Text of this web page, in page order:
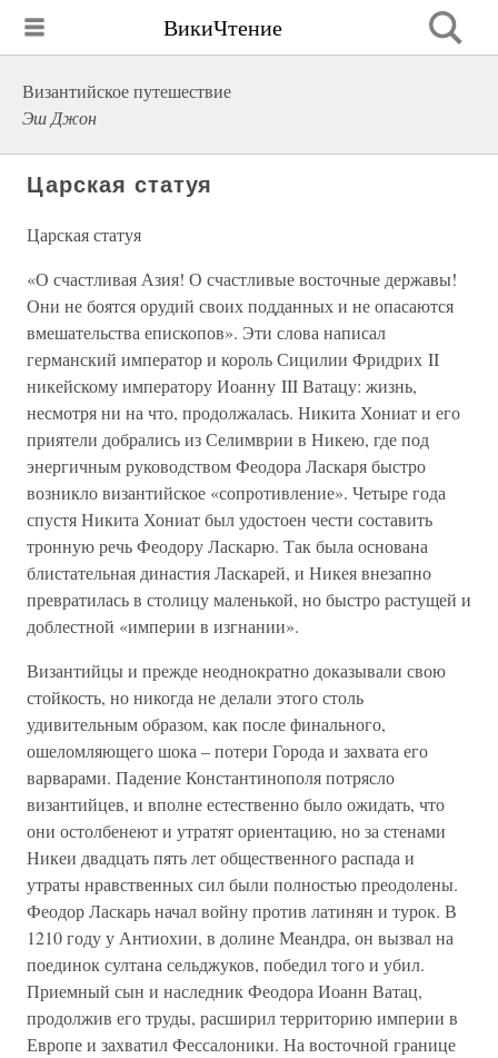
ВикиЧтение
Византийское путешествие
Эш Джон
Царская статуя
Царская статуя
«О счастливая Азия! О счастливые восточные державы!
Они не боятся орудий своих подданных и не опасаются
вмешательства епископов». Эти слова написал
германский император и король Сицилии Фридрих II
никейскому императору Иоанну III Ватацу: жизнь,
несмотря ни на что, продолжалась. Никита Хониат и его
приятели добрались из Селимврии в Никею, где под
энергичным руководством Феодора Ласкаря быстро
возникло византийское «сопротивление». Четыре года
спустя Никита Хониат был удостоен чести составить
тронную речь Феодору Ласкарю. Так была основана
блистательная династия Ласкарей, и Никея внезапно
превратилась в столицу маленькой, но быстро растущей и
доблестной «империи в изгнании».
Византийцы и прежде неоднократно доказывали свою
стойкость, но никогда не делали этого столь
удивительным образом, как после финального,
ошеломляющего шока – потери Города и захвата его
варварами. Падение Константинополя потрясло
византийцев, и вполне естественно было ожидать, что
они остолбенеют и утратят ориентацию, но за стенами
Никеи двадцать пять лет общественного распада и
утраты нравственных сил были полностью преодолены.
Феодор Ласкарь начал войну против латинян и турок. В
1210 году у Антиохии, в долине Меандра, он вызвал на
поединок султана сельджуков, победил того и убил.
Приемный сын и наследник Феодора Иоанн Ватац,
продолжив его труды, расширил территорию империи в
Европе и захватил Фессалоники. На восточной границе